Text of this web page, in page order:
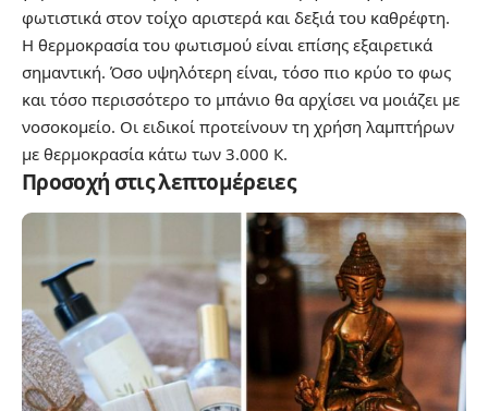
φωτιστικά στον τοίχο αριστερά και δεξιά του καθρέφτη.
Η θερμοκρασία του φωτισμού είναι επίσης εξαιρετικά
σημαντική. Όσο υψηλότερη είναι, τόσο πιο κρύο το φως
και τόσο περισσότερο το μπάνιο θα αρχίσει να μοιάζει με
νοσοκομείο. Οι ειδικοί προτείνουν τη χρήση λαμπτήρων
με θερμοκρασία κάτω των 3.000 К.
Προσοχή στις λεπτομέρειες